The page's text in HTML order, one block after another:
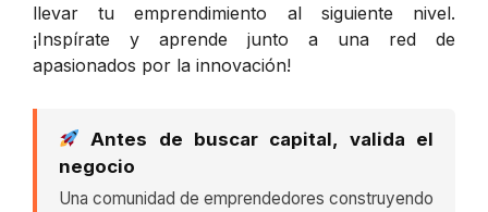
llevar tu emprendimiento al siguiente nivel.
¡Inspírate y aprende junto a una red de
apasionados por la innovación!
Antes de buscar capital, valida el
negocio
Una comunidad de emprendedores construyendo